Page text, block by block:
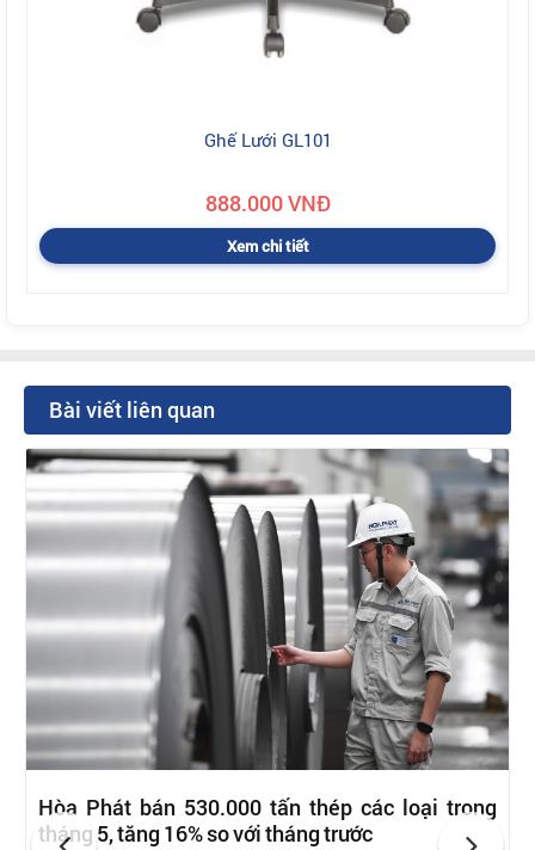
Ghế Lưới GL101
888.000 VNĐ
Xem chi tiết
Bài viết liên quan
Hòa Phát bán 530.000 tấn thép các loại trong
tháng 5, tăng 16% so với tháng trước